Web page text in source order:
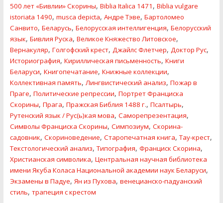
500 лет «Бивлии» Скорины, Biblia Italica 1471 , Biblia vulgare
istoriata 1490, musca depicta, Андре Тэве, Бартоломео
Санвито, Беларусь, Белорусская интеллигенция, Белорусский
язык, Бивлия Руска, Великое Княжество Литовское,
Вернакуляр, Голгофский крест, Джайлс Флетчер, Доктор Рус,
Историография, Кириллическая письменность, Книги
Беларуси, Книгопечатание, Книжные коллекции,
Коллективная память, Лингвистический анализ, Пожар в
Праге, Политические репресcии, Портрет Франциска
Скорины, Прага, Пражская Библия 1488 г., Псалтырь,
Рутенский язык / Рус(ь)кая мова, Саморепрезентация,
Символы Франциска Скорины, Симпозиум, Скорина-
садовник, Скориноведение, Старопечатная книга,Тау-крест,
Текстологический анализ,Типография, Франциск Скорина,
Христианская символика, Центральная научная библиотека
имени Якуба Коласа Национальной академии наук Беларуси,
Экзамены в Падуе, Ян из Пухова, венецианско-падуанский
стиль, трапеция с крестом